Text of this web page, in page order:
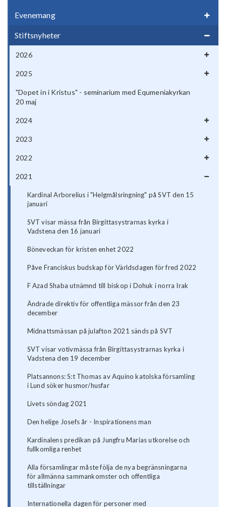
Evenemang
Stiftsnyheter
2026
2025
"Dopet in i Kristus" - seminarium med Equmeniakyrkan
20 maj
2024
2023
2022
2021
Kardinal Arborelius i "Helgmålsringning" på SVT den 15
januari
SVT visar mässa från Birgittasystrarnas kyrka i
Vadstena den 16 januari
Böneveckan för kristen enhet 2022
Påve Franciskus budskap för Världsdagen för fred 2022
F Azad Shaba utnämnd till biskop i Dohuk i norra Irak
Ändrade direktiv för offentliga mässor från den 23
december
Midnattsmässan på julafton 2021 sänds på SVT
SVT visar votivmässa från Birgittasystrarnas kyrka i
Vadstena den 19 december
Platsannons: S:t Thomas av Aquino katolska församling
i Lund söker husmor/husfar
Livets söndag 2021
Den helige Josefs år - Inspirationens man
Kardinalens predikan på Jungfru Marias utkorelse och
fullkomliga renhet
Alla församlingar måste följa de nya begränsningarna
för allmänna sammankomster och offentliga
tillställningar
Internationella dagen för personer med